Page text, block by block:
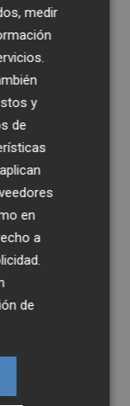
de
entre las
el
un
nuestra
Aznar
de
de
y
medir
y
de
en
a
.
de